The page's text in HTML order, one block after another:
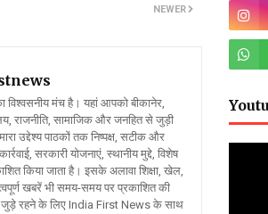
NEWER
मंच है। यहां आपको बीकानेर,
राजनीति, सामाजिक और जनहित से जुड़ी
उद्देश्य पाठकों तक निष्पक्ष, सटीक और
सरकारी योजनाएं, स्थानीय मुद्दे, विशेष
किया जाता है। इसके अलावा शिक्षा, खेल,
खबरें भी समय-समय पर प्रकाशित की
जुड़े रहने के लिए India First News के साथ